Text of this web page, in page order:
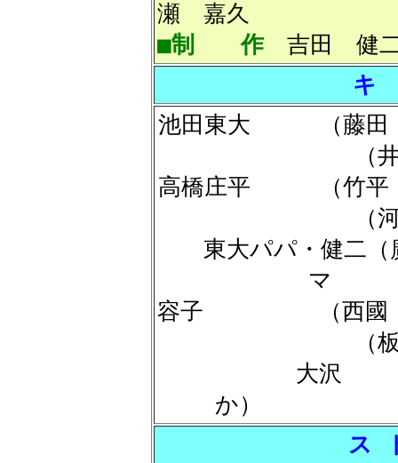
瀬 嘉久
■制 作吉田 健二
キ
池田東大 （
（
高橋庄平 （
（
東大パパ・健
マ （
容子 （西國
（
大沢
か）
ス